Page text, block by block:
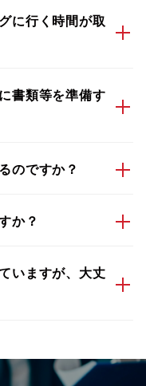
に行く時間が取
書類等を準備す
のですか？
か？
いますが、大丈